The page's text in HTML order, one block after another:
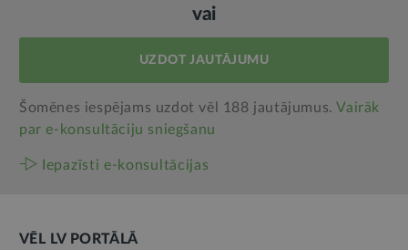
vai
UZDOT JAUTĀJUMU
Šomēnes iespējams uzdot vēl 188 jautājumus.Vairāk
par e‑konsultāciju sniegšanu
Iepazīsti e-konsultācijas
VĒL LV PORTĀLĀ